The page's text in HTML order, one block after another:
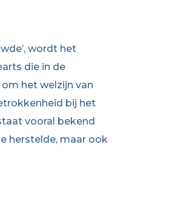
wordt het
die in de
het welzijn van
bij het
vooral bekend
herstelde, maar ook